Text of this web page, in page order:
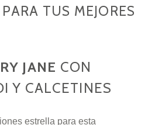
TUS MEJORES
JANE CON
Y CALCETINES
estrella para esta